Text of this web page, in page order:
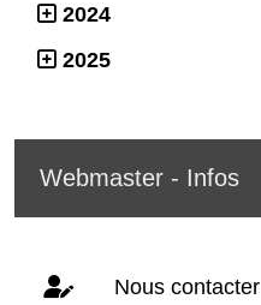
2024
2025
Webmaster - Infos
Nous contacter